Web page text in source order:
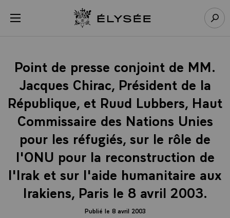
menu Retour à l’accueil Élysée
Point de presse conjoint de MM.
Jacques Chirac, Président de la
République, et Ruud Lubbers, Haut
Commissaire des Nations Unies
pour les réfugiés, sur le rôle de
l'ONU pour la reconstruction de
l'Irak et sur l'aide humanitaire aux
Irakiens, Paris le 8 avril 2003.
Publié le 8 avril 2003
Panneau de gestion des cookies